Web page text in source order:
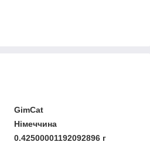
GimCat
Німеччина
0.42500001192092896 г